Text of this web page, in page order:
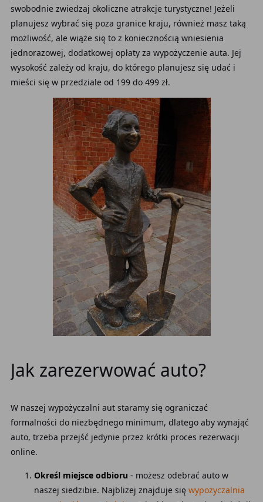
swobodnie zwiedzaj okoliczne atrakcje turystyczne! Jeżeli
planujesz wybrać się poza granice kraju, również masz taką
możliwość, ale wiąże się to z koniecznością wniesienia
jednorazowej, dodatkowej opłaty za wypożyczenie auta. Jej
wysokość zależy od kraju, do którego planujesz się udać i
mieści się w przedziale od 199 do 499 zł.
Jak zarezerwować auto?
W naszej wypożyczalni aut staramy się ograniczać
formalności do niezbędnego minimum, dlatego aby wynająć
auto, trzeba przejść jedynie przez krótki proces rezerwacji
online.
Określ miejsce odbioru - możesz odebrać auto w
naszej siedzibie. Najbliżej znajduje się wypożyczalnia